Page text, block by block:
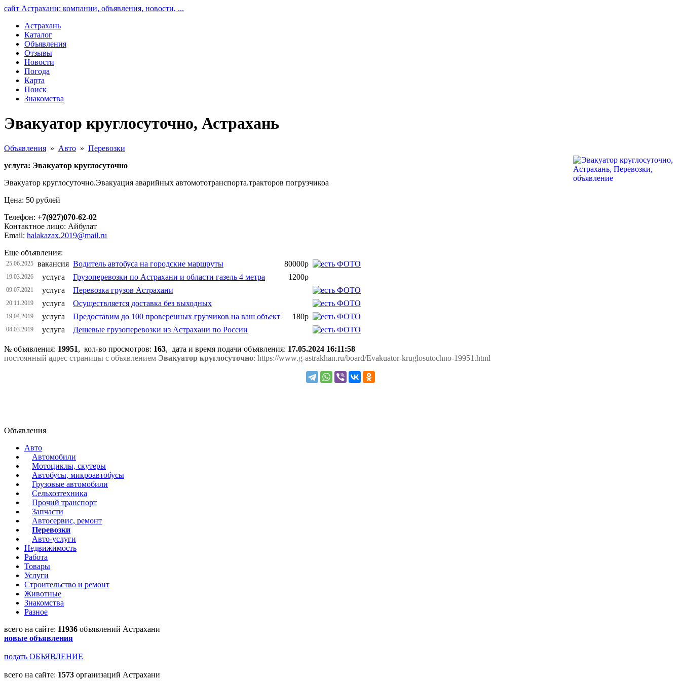
сайт Астрахани: компании, объявления, новости, ...
Астрахань
Каталог
Объявления
Отзывы
Новости
Погода
Карта
Поиск
Знакомства
Эвакуатор круглосуточно, Астрахань
Объявления » Авто » Перевозки
услуга: Эвакуатор круглосуточно
Эвакуатор круглосуточно.Эвакуация аварийных автомототранспорта.тракторов погрузчикоа
Цена: 50 рублей
Телефон: +7(927)070-62-02
Контактное лицо: Айбулат
Email: halakazax.2019@mail.ru
Еще объявления:
25.06.2025 вакансия Водитель автобуса на городские маршруты 80000р
19.03.2026 услуга Грузоперевозки по Астрахани и области газель 4 метра 1200р
09.07.2021 услуга Перевозка грузов Астрахани
20.11.2019 услуга Осуществляется доставка без выходных
19.04.2019 услуга Предоставим до 100 проверенных грузчиков на ваш объект 180р
04.03.2019 услуга Дешевые грузоперевозки из Астрахани по России
№ объявления: 19951, кол-во просмотров: 163, дата и время подачи объявления: 17.05.2024 16:11:58
постоянный адрес страницы с объявлением Эвакуатор круглосуточно: https://www.g-astrakhan.ru/board/Evakuator-kruglosutochno-19951.html
Объявления
Авто
Автомобили
Мотоциклы, скутеры
Автобусы, микроавтобусы
Грузовые автомобили
Сельхозтехника
Прочий транспорт
Запчасти
Автосервис, ремонт
Перевозки
Авто-услуги
Недвижимость
Работа
Товары
Услуги
Строительство и ремонт
Животные
Знакомства
Разное
всего на сайте: 11936 объявлений Астрахани
новые объявления
подать ОБЪЯВЛЕНИЕ
всего на сайте: 1573 организаций Астрахани